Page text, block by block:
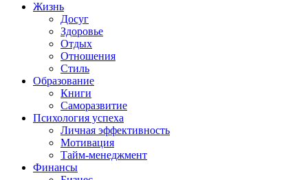
Жизнь
Досуг
Здоровье
Отдых
Отношения
Стиль
Образование
Книги
Саморазвитие
Психология успеха
Личная эффективность
Мотивация
Тайм-менеджмент
Финансы